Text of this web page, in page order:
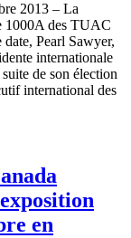
2013 – La
1000A des TUAC
date, Pearl Sawyer,
internationale
de son élection
international des
en